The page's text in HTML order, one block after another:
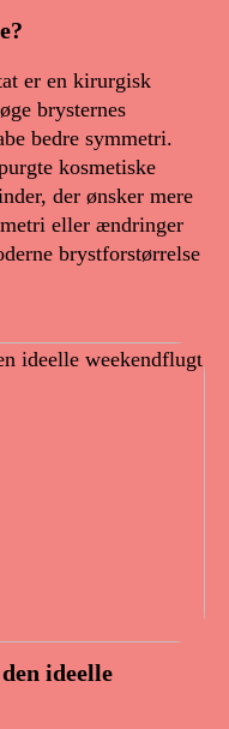
er en kirurgisk
brysternes
bedre symmetri.
kosmetiske
der ønsker mere
eller ændringer
brystforstørrelse
ideelle